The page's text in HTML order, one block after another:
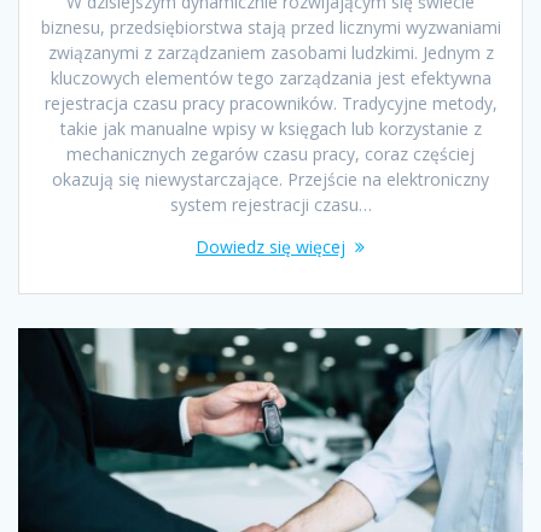
biznesu, przedsiębiorstwa stają przed licznymi wyzwaniami
związanymi z zarządzaniem zasobami ludzkimi. Jednym z
kluczowych elementów tego zarządzania jest efektywna
rejestracja czasu pracy pracowników. Tradycyjne metody,
takie jak manualne wpisy w księgach lub korzystanie z
mechanicznych zegarów czasu pracy, coraz częściej
okazują się niewystarczające. Przejście na elektroniczny
system rejestracji czasu…
Dowiedz się więcej